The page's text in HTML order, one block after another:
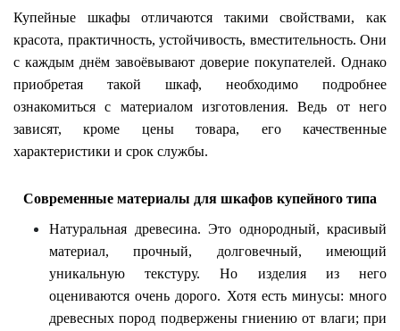
Купейные шкафы отличаются такими свойствами, как
красота, практичность, устойчивость, вместительность. Они
с каждым днём завоёвывают доверие покупателей. Однако
приобретая такой шкаф, необходимо подробнее
ознакомиться с материалом изготовления. Ведь от него
зависят, кроме цены товара, его качественные
характеристики и срок службы.
Современные материалы для шкафов купейного типа
Натуральная древесина. Это однородный, красивый
материал, прочный, долговечный, имеющий
уникальную текстуру. Но изделия из него
оцениваются очень дорого. Хотя есть минусы: много
древесных пород подвержены гниению от влаги; при